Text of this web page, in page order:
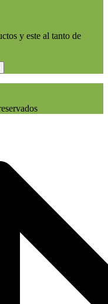
y este al tanto de